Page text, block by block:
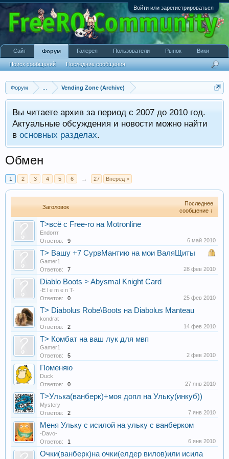
Войти или зарегистрироваться
Форум Vending Zone (Archive)
Вы читаете архив за период с 2007 до 2010 год.
Актуальные обсуждения и новости можно найти
в основных разделах.
Обмен
1 2 3 4 5 6 → 27 Вперёд >
Заголовок
Последнее
сообщение ↓
T>всё c Free-ro на Motronline
Endorrr
Ответов:
9 6 май 2010
T> Вашу +7 СурвМантию на мои ВаляЩиты
Gamer1
Ответов:
7 28 фев 2010
Diablo Boots > Abysmal Knight Card
-E l e m e n T-
Ответов:
0 25 фев 2010
T> Diabolus Robe\Boots на Diabolus Manteau
kondrat
Ответов:
2 14 фев 2010
T> Комбат на ваш лук для мвп
Gamer1
Ответов:
5 2 фев 2010
Поменяю
Duck
Ответов:
0 27 янв 2010
T>Улька(ванберк)+моя допл на Ульку(инкуб))
Mystery
Ответов:
2 7 янв 2010
Меня Ульку с исилой на ульку с ванберком
-Davo-
Ответов:
1 6 янв 2010
Очки(ванберк)на очки(елдер вилов)или исила
Сайт Форум
Поиск сообщений Последние сообщения
Галерея Пользователи Рынок Вики